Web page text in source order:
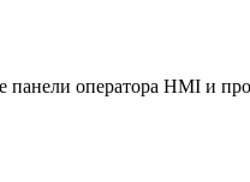
панели оператора HMI и